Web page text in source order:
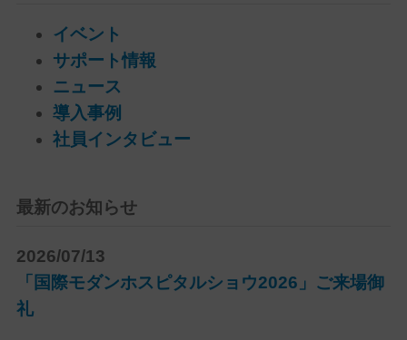
イベント
サポート情報
ニュース
導入事例
社員インタビュー
最新のお知らせ
2026/07/13
「国際モダンホスピタルショウ2026」ご来場御
礼